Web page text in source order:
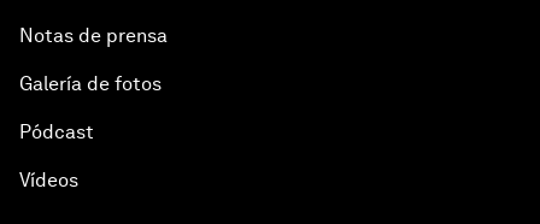
Notas de prensa
Galería de fotos
Pódcast
Vídeos